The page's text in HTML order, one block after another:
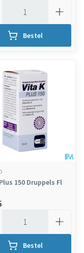
Bestel
150 Druppels Fl
Bestel